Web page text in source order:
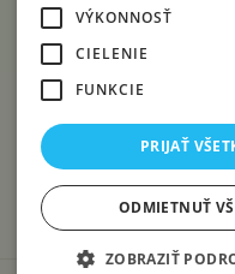
VÝKONNOSŤ
CIELENIE
FUNKCIE
PRIJAŤ
ODMIETNUŤ
ZOBRAZIŤ